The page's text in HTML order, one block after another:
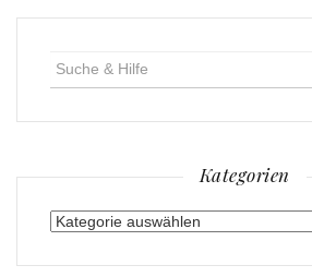
Kategorien
Kategorien